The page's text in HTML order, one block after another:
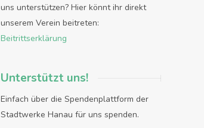
uns unterstützen? Hier könnt ihr direkt
unserem Verein beitreten:
Beitrittserklärung
Unterstützt uns!
Einfach über die Spendenplattform der
Stadtwerke Hanau für uns spenden.